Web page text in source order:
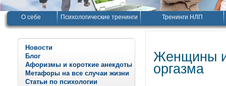
О себе Психологические тренинги Тренинги НЛП
Новости
Блог
Афоризмы и короткие анекдоты
Метафоры на все случаи жизни
Статьи по психологии
Женщины
оргазма